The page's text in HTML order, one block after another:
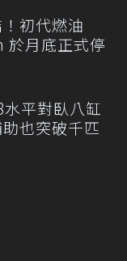
初代燃油
於月底正式停
平對臥八缸
也突破千匹